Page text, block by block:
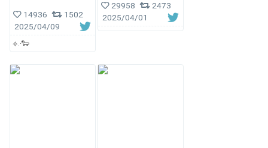
14936
1502
2025/04/09
⟡.·🐑
29958
2473
2025/04/01